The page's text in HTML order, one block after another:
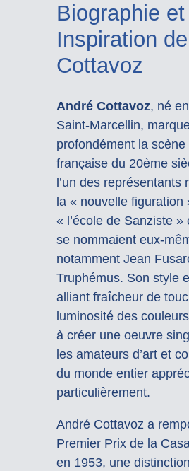
Biographie et
Inspiration
Cottavoz
André Cottavoz, né
Saint-Marcellin,
profondément la
française du 20ème
l’un des représentants
la « nouvelle figuration
« l’école de Sanziste »
se nommaient eux-
notamment Jean
Truphémus. Son style
alliant fraîcheur de
luminosité des
à créer une oeuvre
les amateurs d’art et
du monde entier
particulièrement.
André Cottavoz a
Premier Prix de la
en 1953, une